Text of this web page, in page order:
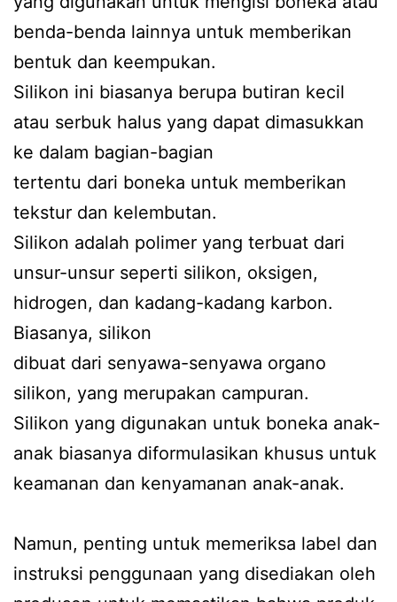
benda-benda lainnya untuk memberikan
bentuk dan keempukan.
Silikon ini biasanya berupa butiran kecil
atau serbuk halus yang dapat dimasukkan
ke dalam bagian-bagian
tertentu dari boneka untuk memberikan
tekstur dan kelembutan.
Silikon adalah polimer yang terbuat dari
unsur-unsur seperti silikon, oksigen,
hidrogen, dan kadang-kadang karbon.
Biasanya, silikon
dibuat dari senyawa-senyawa organo
silikon, yang merupakan campuran.
Silikon yang digunakan untuk boneka anak-
anak biasanya diformulasikan khusus untuk
keamanan dan kenyamanan anak-anak.
Namun, penting untuk memeriksa label dan
instruksi penggunaan yang disediakan oleh